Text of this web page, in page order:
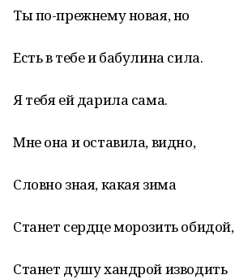
Ты по-прежнему новая, но
Есть в тебе и бабулина сила.
Я тебя ей дарила сама.
Мне она и оставила, видно,
Словно зная, какая зима
Станет сердце морозить обидой,
Станет душу хандрой изводить